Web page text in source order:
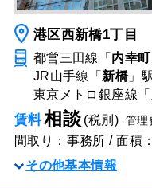
港区西新橋1丁目
都営三田線「 内幸町
JR山手線「 新橋」
東京メトロ銀座線「
賃料相談(税別) 管理
間取り：事務所 / 面積
その他基本情報